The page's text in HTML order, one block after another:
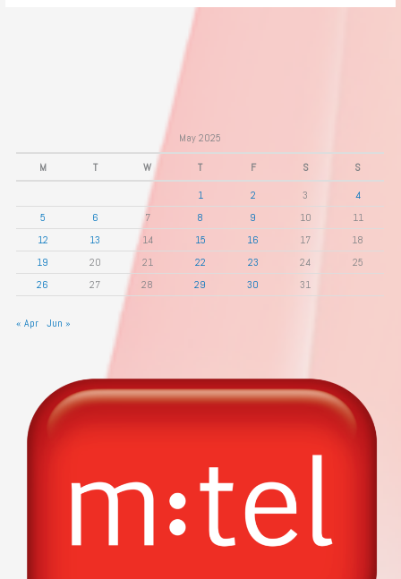
May 2025
M T W T F S S
1 2 3
4
5
6 7 8 9 10
11
12
13 14 15 16 17
18
19
20 21 22 23 24
25
26
27 28 29 30 31
« Apr Jun »